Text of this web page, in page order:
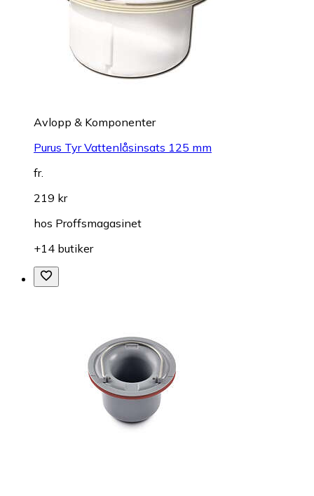
Avlopp & Komponenter
Purus Tyr Vattenlåsinsats 125 mm
fr.
219 kr
hos Proffsmagasinet
+14 butiker